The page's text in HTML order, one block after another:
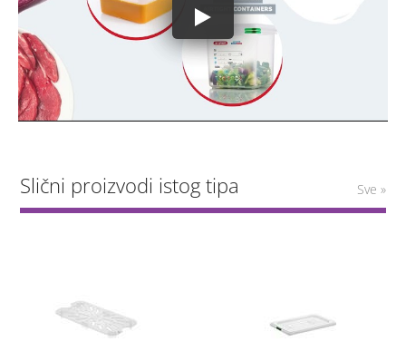
Slični proizvodi istog tipa Sve »